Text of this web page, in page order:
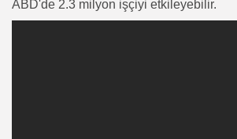
ABD'de 2.3 milyon işçiyi etkileyebilir.